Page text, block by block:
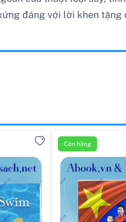
đáng với lời khen tặng
Còn hàng